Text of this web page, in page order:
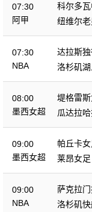
07:30
阿甲
科尔多
纽维尔
07:30
NBA
达拉斯
洛杉矶湖
08:00
墨西女超
堤格雷
瓜达拉
09:00
墨西女超
帕丘卡女
莱昂女足
09:00
NBA
萨克拉
洛杉矶